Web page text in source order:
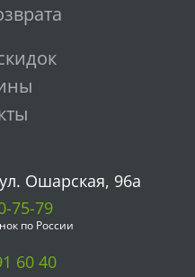
Ошарская, 96а
75-79
по России
60 40